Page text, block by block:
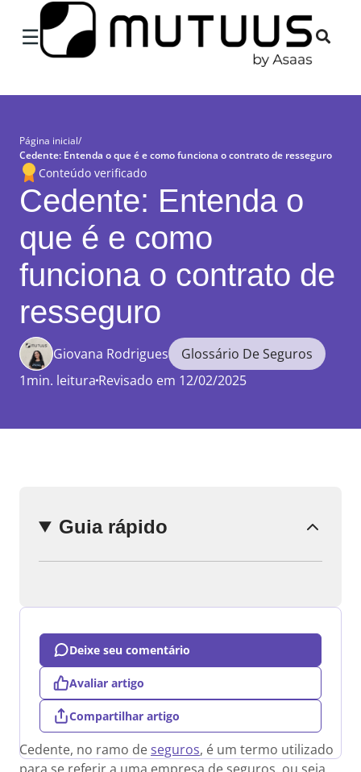
☰
Página inicial/
Cedente: Entenda o que é e como funciona o contrato de resseguro
Conteúdo verificado
Cedente: Entenda o
que é e como
funciona o contrato de
resseguro
Giovana Rodrigues
Glossário De Seguros
1min. leitura Revisado em 12/02/2025
Cedente, no ramo deseguros, é um termo utilizado
Guia rápido
Deixe seu comentário
Avaliar artigo
Compartilhar artigo